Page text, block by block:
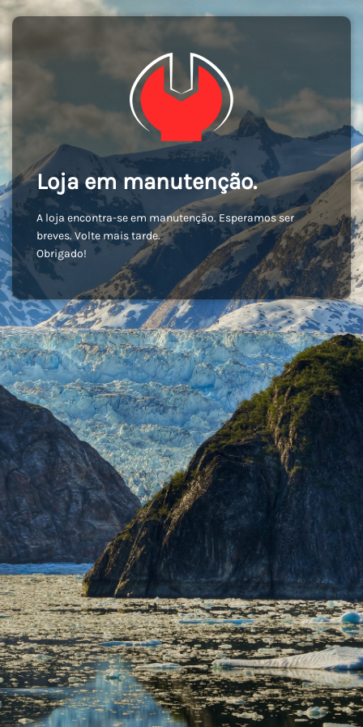
Loja em manutenção.
A loja encontra-se em manutenção. Esperamos ser
breves. Volte mais tarde.
Obrigado!